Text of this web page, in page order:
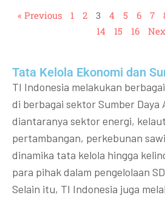
« Previous 1 2 3 4 5 6 7
14
15 16
Tata Kelola Ekonomi dan
TI Indonesia melakukan
di berbagai sektor Sumber Daya
diantaranya sektor energi,
pertambangan, perkebunan
dinamika tata kelola hingga
para pihak dalam pengelolaan
Selain itu, TI Indonesia juga